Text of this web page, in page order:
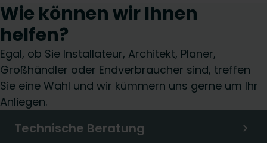
Wie können wir Ihnen
helfen?
Egal, ob Sie Installateur, Architekt, Planer,
Großhändler oder Endverbraucher sind, treffen
Sie eine Wahl und wir kümmern uns gerne um Ihr
Anliegen.
Technische Beratung